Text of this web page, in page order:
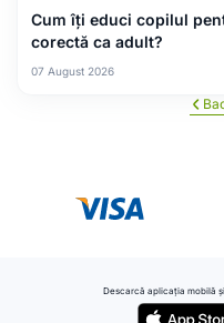
Cum îți educi copilul
corectă ca adult?
07 August 2026
Descarcă aplicația mobilă